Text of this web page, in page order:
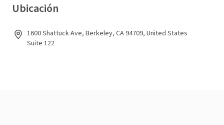
Ubicación
1600 Shattuck Ave, Berkeley, CA 94709, United States
Suite 122